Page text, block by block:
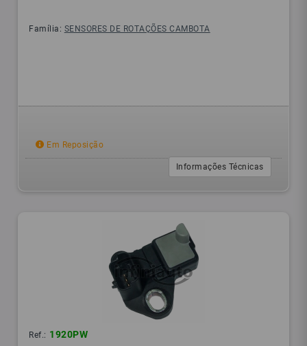
Família: SENSORES DE ROTAÇÕES CAMBOTA
Em Reposição
Informações Técnicas
Ref.: 1920PW